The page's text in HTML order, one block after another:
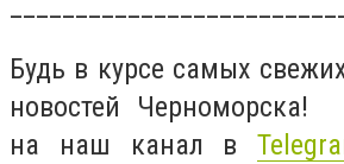
Будь в курсе самых
новостей Черноморска!
на наш канал в